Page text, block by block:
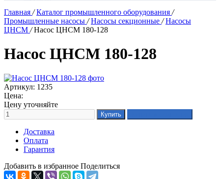
Главная / Каталог промышленного оборудования /
Промышленные насосы / Насосы секционные / Насосы
ЦНСМ / Насос ЦНСМ 180-128
Насос ЦНСМ 180-128
Артикул: 1235
Цена:
Цену уточняйте
Доставка
Оплата
Гарантия
Добавить в избранное Поделиться